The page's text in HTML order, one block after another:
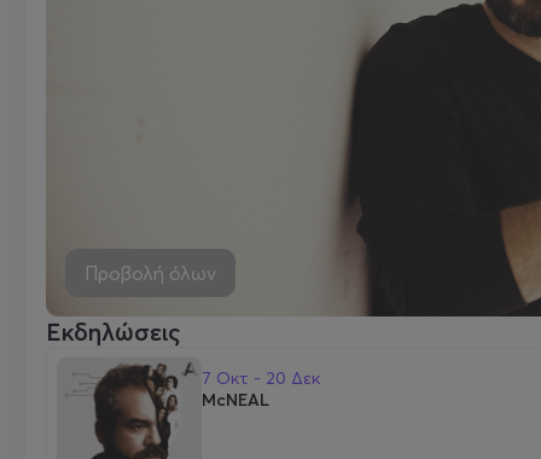
Προβολή όλων
Εκδηλώσεις
7 Οκτ - 20 Δεκ
McNEAL